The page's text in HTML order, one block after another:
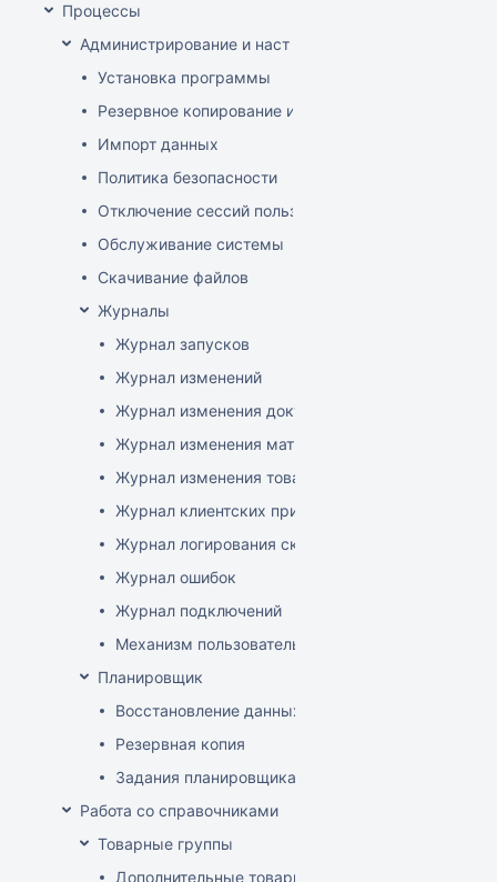
Процессы
Администрирование и настройка
Установка программы
Резервное копирование и восстановление базы
Импорт данных
Политика безопасности
Отключение сессий пользователя
Обслуживание системы
Скачивание файлов
Журналы
Журнал запусков
Журнал изменений
Журнал изменения документов
Журнал изменения матриц
Журнал изменения товаров
Журнал клиентских приложений
Журнал логирования сканирований штрихкодов
Журнал ошибок
Журнал подключений
Механизм пользовательского логирования
Планировщик
Восстановление данных
Резервная копия
Задания планировщика
Работа со справочниками
Товарные группы
Дополнительные товарные группы